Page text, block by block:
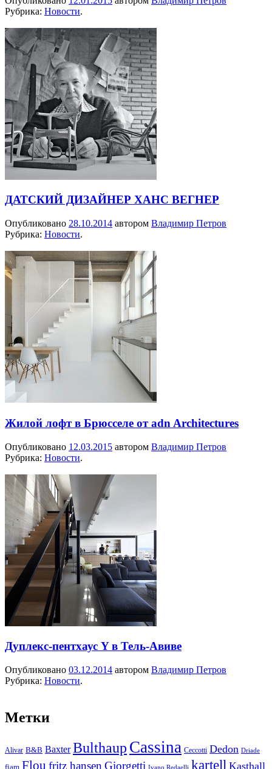
Рубрика: Новости.
ДАТСКИЙ ДИЗАЙНЕР ХАНС ВЕГНЕР
Опубликовано 28.10.2014 автором Владимир Петров
Рубрика: Новости.
Жилой лофт в Брюсселе от adn Architectures
Опубликовано 12.03.2015 автором Владимир Петров
Рубрика: Новости.
Дуплекс-пентхаус Y в Тель-Авиве
Опубликовано 03.12.2014 автором Владимир Петров
Рубрика: Новости.
Метки
Alivar B&B Baxter Bulthaup Cassina Ceccotti Dedon Driade
fiam Flou fritz hansen Giorgetti Ivano Redaelli kartell Kasthall